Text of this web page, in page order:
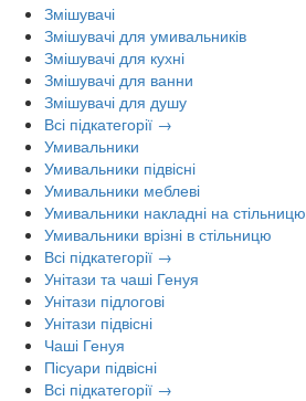
Змішувачі
Змішувачі для умивальників
Змішувачі для кухні
Змішувачі для ванни
Змішувачі для душу
Всі підкатегорії →
Умивальники
Умивальники підвісні
Умивальники меблеві
Умивальники накладні на стільницю
Умивальники врізні в стільницю
Всі підкатегорії →
Унітази та чаші Генуя
Унітази підлогові
Унітази підвісні
Чаші Генуя
Пісуари підвісні
Всі підкатегорії →